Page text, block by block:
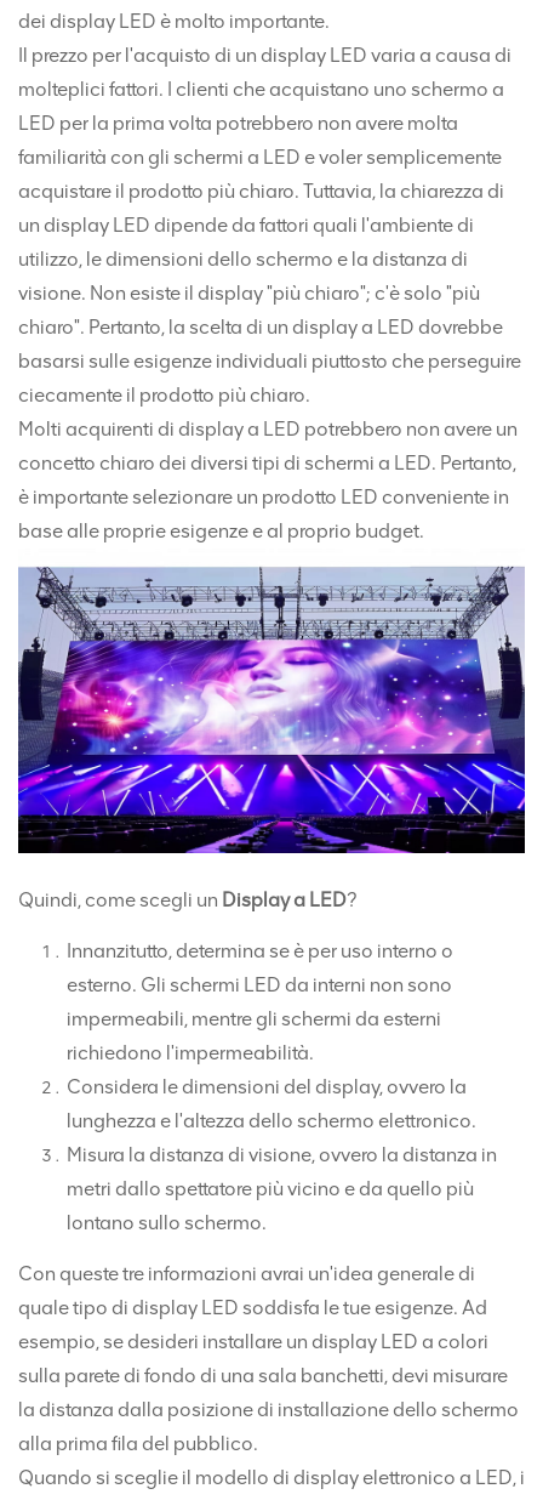
dei display LED è molto importante.
Il prezzo per l'acquisto di un display LED varia a causa di
molteplici fattori. I clienti che acquistano uno schermo a
LED per la prima volta potrebbero non avere molta
familiarità con gli schermi a LED e voler semplicemente
acquistare il prodotto più chiaro. Tuttavia, la chiarezza di
un display LED dipende da fattori quali l'ambiente di
utilizzo, le dimensioni dello schermo e la distanza di
visione. Non esiste il display "più chiaro"; c'è solo "più
chiaro". Pertanto, la scelta di un display a LED dovrebbe
basarsi sulle esigenze individuali piuttosto che perseguire
ciecamente il prodotto più chiaro.
Molti acquirenti di display a LED potrebbero non avere un
concetto chiaro dei diversi tipi di schermi a LED. Pertanto,
è importante selezionare un prodotto LED conveniente in
base alle proprie esigenze e al proprio budget.
Quindi, come scegli un Display a LED?
Innanzitutto, determina se è per uso interno o
esterno. Gli schermi LED da interni non sono
impermeabili, mentre gli schermi da esterni
richiedono l'impermeabilità.
Considera le dimensioni del display, ovvero la
lunghezza e l'altezza dello schermo elettronico.
Misura la distanza di visione, ovvero la distanza in
metri dallo spettatore più vicino e da quello più
lontano sullo schermo.
Con queste tre informazioni avrai un'idea generale di
quale tipo di display LED soddisfa le tue esigenze. Ad
esempio, se desideri installare un display LED a colori
sulla parete di fondo di una sala banchetti, devi misurare
la distanza dalla posizione di installazione dello schermo
alla prima fila del pubblico.
Quando si sceglie il modello di display elettronico a LED, i